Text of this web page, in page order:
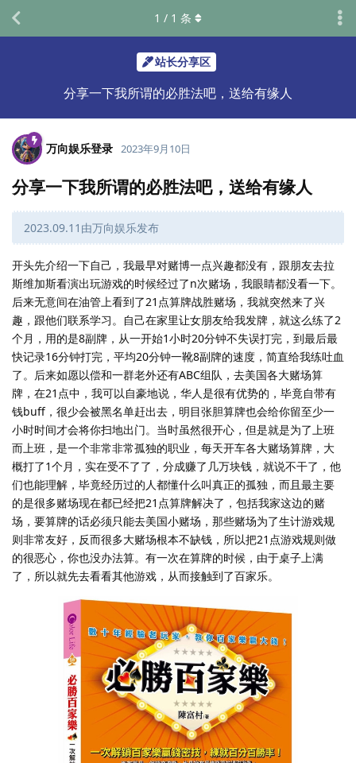
站长分享区
分享一下我所谓的必胜法吧，送给有缘人
1 / 1 条
万向娱乐登录 2023年9月10日
分享一下我所谓的必胜法吧，送给有缘人
2023.09.11由万向娱乐发布
开头先介绍一下自己，我最早对赌博一点兴趣都没有，跟朋友去拉
斯维加斯看演出玩游戏的时候经过了n次赌场，我眼睛都没看一下。
后来无意间在油管上看到了21点算牌战胜赌场，我就突然来了兴
趣，跟他们联系学习。自己在家里让女朋友给我发牌，就这么练了2
个月，用的是8副牌，从一开始1小时20分钟不失误打完，到最后最
快记录16分钟打完，平均20分钟一靴8副牌的速度，简直给我练吐血
了。后来如愿以偿和一群老外还有ABC组队，去美国各大赌场算
牌，在21点中，我可以自豪地说，华人是很有优势的，毕竟自带有
钱buff，很少会被黑名单赶出去，明目张胆算牌也会给你留至少一
小时时间才会将你扫地出门。当时虽然很开心，但是就是为了上班
而上班，是一个非常非常孤独的职业，每天开车各大赌场算牌，大
概打了1个月，实在受不了了，分成赚了几万块钱，就说不干了，他
们也能理解，毕竟经历过的人都懂什么叫真正的孤独，而且最主要
的是很多赌场现在都已经把21点算牌解决了，包括我家这边的赌
场，要算牌的话必须只能去美国小赌场，那些赌场为了生计游戏规
则非常友好，反而很多大赌场根本不缺钱，所以把21点游戏规则做
的很恶心，你也没办法算。有一次在算牌的时候，由于桌子上满
了，所以就先去看看其他游戏，从而接触到了百家乐。